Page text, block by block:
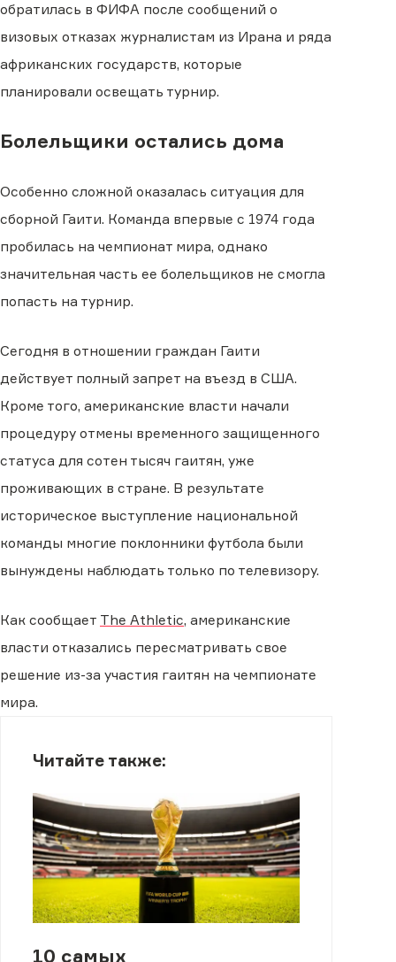
обратилась в ФИФА после сообщений о
визовых отказах журналистам из Ирана и ряда
африканских государств, которые
планировали освещать турнир.
Болельщики остались дома
Особенно сложной оказалась ситуация для
сборной Гаити. Команда впервые с 1974 года
пробилась на чемпионат мира, однако
значительная часть ее болельщиков не смогла
попасть на турнир.
Сегодня в отношении граждан Гаити
действует полный запрет на въезд в США.
Кроме того, американские власти начали
процедуру отмены временного защищенного
статуса для сотен тысяч гаитян, уже
проживающих в стране. В результате
историческое выступление национальной
команды многие поклонники футбола были
вынуждены наблюдать только по телевизору.
Как сообщает The Athletic, американские
власти отказались пересматривать свое
решение из-за участия гаитян на чемпионате
мира.
Читайте также:
10 самых